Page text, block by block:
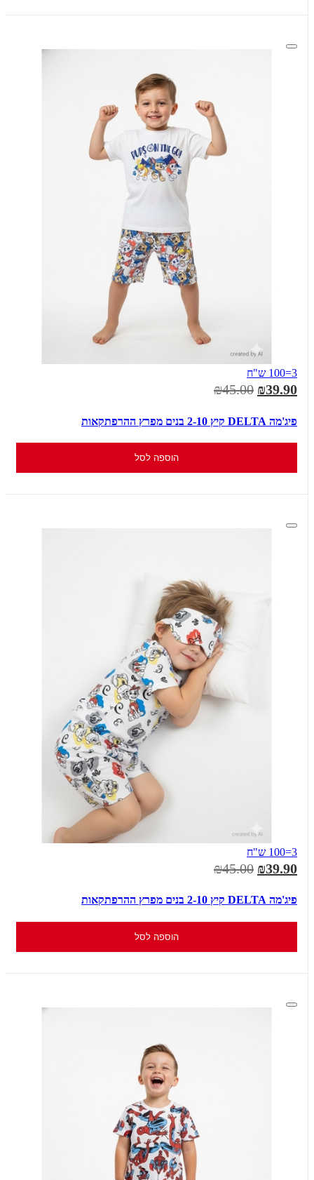
3=100 ש"ח
₪39.90
₪45.00
פיג'מה DELTA קיץ 2-10 בנים מפרץ ההרפתקאות
הוספה לסל
3=100 ש"ח
₪39.90
₪45.00
פיג'מה DELTA קיץ 2-10 בנים מפרץ ההרפתקאות
הוספה לסל